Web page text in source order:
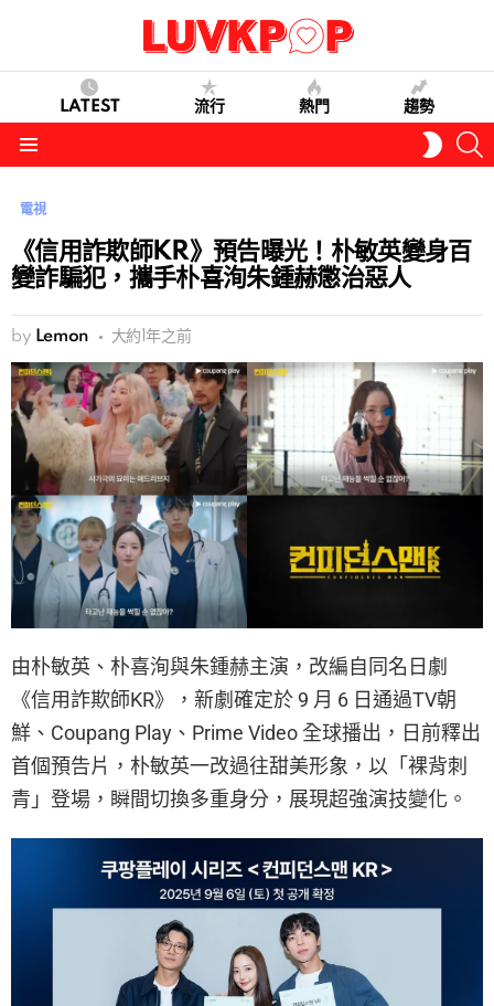
LATEST 流行 熱門 趨勢
SKIN
電視
《信用詐欺師KR》預告曝光！朴敏英變身百
變詐騙犯，攜手朴喜洵朱鍾赫懲治惡人
by Lemon 大約1年之前
由朴敏英、朴喜洵與朱鍾赫主演，改編自同名日劇
《信用詐欺師KR》，新劇確定於 9 月 6 日通過TV朝
鮮、Coupang Play、Prime Video 全球播出，日前釋出
首個預告片，朴敏英一改過往甜美形象，以「裸背刺
青」登場，瞬間切換多重身分，展現超強演技變化。